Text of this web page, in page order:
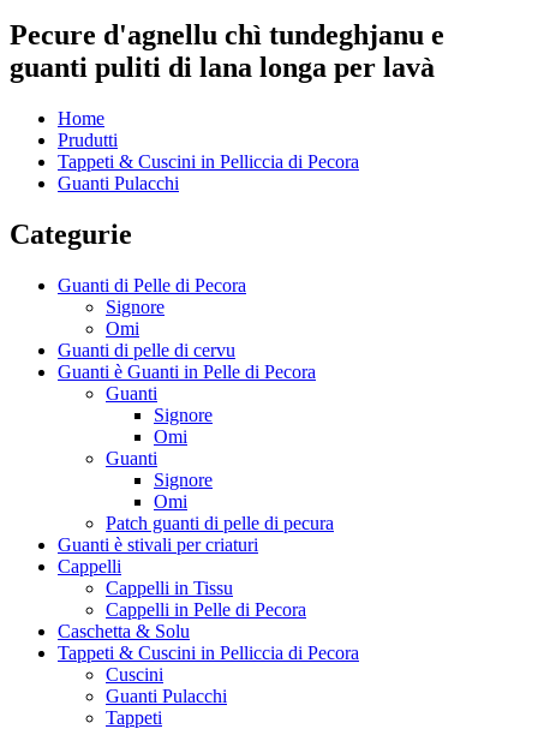
Pecure d'agnellu chì tundeghjanu e
guanti puliti di lana longa per lavà
Home
Prudutti
Tappeti & Cuscini in Pelliccia di Pecora
Guanti Pulacchi
Categurie
Guanti di Pelle di Pecora
Signore
Omi
Guanti di pelle di cervu
Guanti è Guanti in Pelle di Pecora
Guanti
Signore
Omi
Guanti
Signore
Omi
Patch guanti di pelle di pecura
Guanti è stivali per criaturi
Cappelli
Cappelli in Tissu
Cappelli in Pelle di Pecora
Caschetta & Solu
Tappeti & Cuscini in Pelliccia di Pecora
Cuscini
Guanti Pulacchi
Tappeti